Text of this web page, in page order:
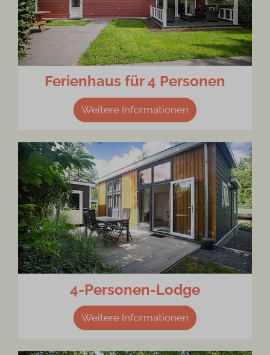
Ferienhaus für 4 Personen
Weitere Informationen
4-Personen-Lodge
Weitere Informationen